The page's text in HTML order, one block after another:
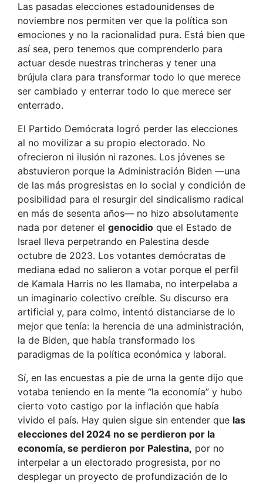
Las pasadas elecciones estadounidenses de
noviembre nos permiten ver que la política son
emociones y no la racionalidad pura. Está bien que
así sea, pero tenemos que comprenderlo para
actuar desde nuestras trincheras y tener una
brújula clara para transformar todo lo que merece
ser cambiado y enterrar todo lo que merece ser
enterrado.
El Partido Demócrata logró perder las elecciones
al no movilizar a su propio electorado. No
ofrecieron ni ilusión ni razones. Los jóvenes se
abstuvieron porque la Administración Biden —una
de las más progresistas en lo social y condición de
posibilidad para el resurgir del sindicalismo radical
en más de sesenta años— no hizo absolutamente
nada por detener el genocidio que el Estado de
Israel lleva perpetrando en Palestina desde
octubre de 2023. Los votantes demócratas de
mediana edad no salieron a votar porque el perfil
de Kamala Harris no les llamaba, no interpelaba a
un imaginario colectivo creíble. Su discurso era
artificial y, para colmo, intentó distanciarse de lo
mejor que tenía: la herencia de una administración,
la de Biden, que había transformado los
paradigmas de la política económica y laboral.
Sí, en las encuestas a pie de urna la gente dijo que
votaba teniendo en la mente “la economía” y hubo
cierto voto castigo por la inflación que había
vivido el país. Hay quien sigue sin entender que las
elecciones del 2024 no se perdieron por la
economía, se perdieron por Palestina, por no
interpelar a un electorado progresista, por no
desplegar un proyecto de profundización de lo